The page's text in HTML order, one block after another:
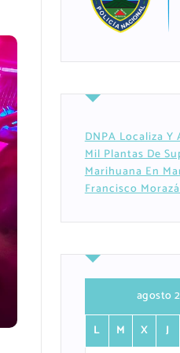
DNPA Localiza Y
Mil Plantas De
Marihuana En
Francisco
agosto
L
M X J